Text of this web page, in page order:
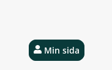
Min sida